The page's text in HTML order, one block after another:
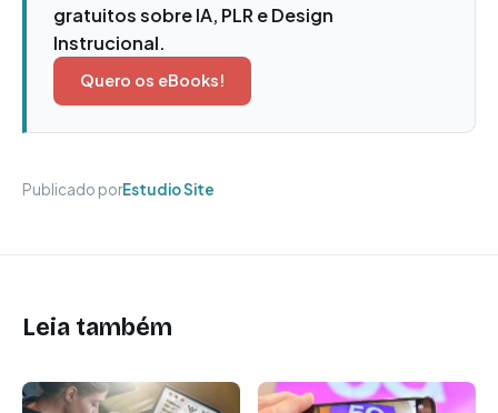
gratuitos sobre IA, PLR e Design
Instrucional.
Quero os eBooks!
Publicado porEstudio Site
Leia também